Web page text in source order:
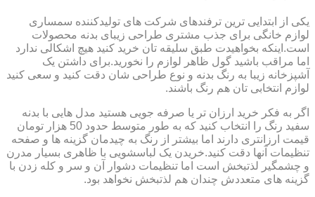
یکی از ابتدایی ترین ترفندهای شرکت های تولیدکننده سمساری
لوازم خانگی برای جذب مشتری طراحی زیبای بدنه محصولات
است.اینکه بخواهیدت طبق سلیقه تان خرید کنید هیچ اشکالی ندارد
اما مراقب باشید گول ظاهر لوازم را نخورید.برای داشتن یک
آشپزخانه زیبا به رنگ بدنه و نوع طراحی شان دقت کنید و سعی کنید
لوازم انتخابی تان هم رنگ باشند.
اگر به فکر خرید ارزان تر یا صرفه جویی هستید مدل هایی با بدنه
سفید رنگ را انتخاب کنید که به طور متوسط حدود 50 هزار تومان
قیمت ارزانتری دارند اما بیشتر از رنگ به چیدمان گزینه ها و صفحه
تنظیمات آنها دقت کنید.خریدن یک لباسشویی با ظاهری بسیار مدرن
و چشمگیر لذتبخش است اما تنظیمات دشوار آن و سر و کله زدن با
گزینه های متعددش چندان هم لذتبخش نخواهد بود.